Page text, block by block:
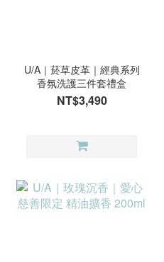
U/A｜菸草皮革｜經典系列
香氛洗護三件套禮盒
NT$3,490